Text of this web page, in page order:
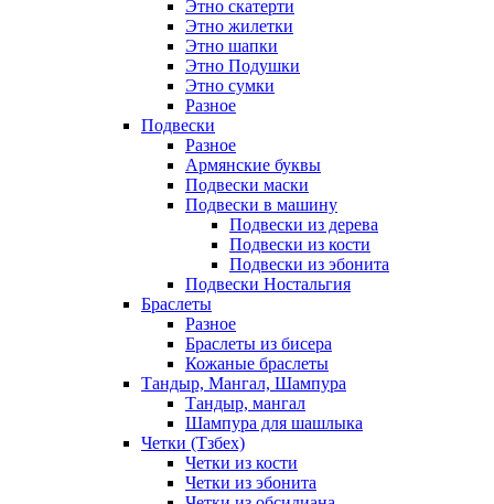
Этно скатерти
Этно жилетки
Этно шапки
Этно Подушки
Этно сумки
Разное
Подвески
Разное
Армянские буквы
Подвески маски
Подвески в машину
Подвески из дерева
Подвески из кости
Подвески из эбонита
Подвески Ностальгия
Браслеты
Разное
Браслеты из бисера
Кожаные браслеты
Тандыр, Мангал, Шампура
Тандыр, мангал
Шампура для шашлыка
Четки (Тзбех)
Четки из кости
Четки из эбонита